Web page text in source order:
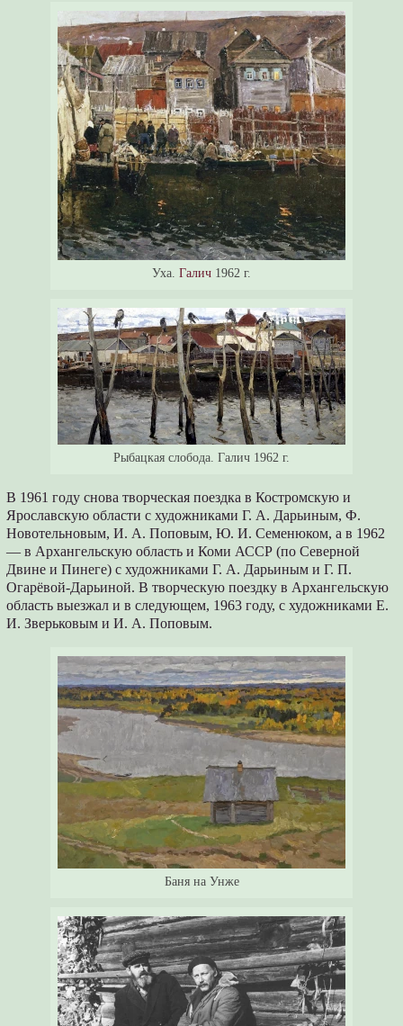
Уха. Галич 1962 г.
Рыбацкая слобода. Галич 1962 г.
В 1961 году снова творческая поездка в Костромскую и
Ярославскую области с художниками Г. А. Дарьиным, Ф.
Новотельновым, И. А. Поповым, Ю. И. Семенюком, а в 1962
— в Архангельскую область и Коми АССР (по Северной
Двине и Пинеге) с художниками Г. А. Дарьиным и Г. П.
Огарёвой-Дарьиной. В творческую поездку в Архангельскую
область выезжал и в следующем, 1963 году, с художниками Е.
И. Зверьковым и И. А. Поповым.
Баня на Унже